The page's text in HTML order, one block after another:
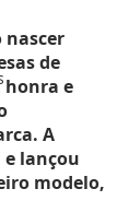
nascer
de
honra e
A
e lançou
modelo,